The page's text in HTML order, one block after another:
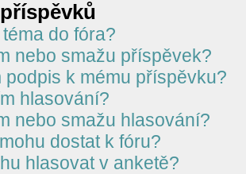
do fóra?
nebo smažu příspěvek?
podpis k mému příspěvku?
hlasování?
nebo smažu hlasování?
dostat k fóru?
hlasovat v anketě?